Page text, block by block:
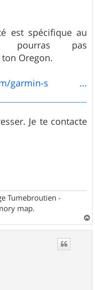
est spécifique au
pourras pas
Oregon.
garmin-s ...
Je te contacte
Tumebroutien -
map.
a